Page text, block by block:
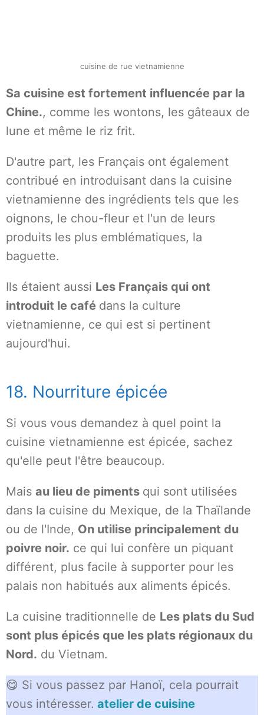
cuisine de rue vietnamienne
Sa cuisine est fortement influencée par la
Chine., comme les wontons, les gâteaux de
lune et même le riz frit.
D'autre part, les Français ont également
contribué en introduisant dans la cuisine
vietnamienne des ingrédients tels que les
oignons, le chou-fleur et l'un de leurs
produits les plus emblématiques, la
baguette.
Ils étaient aussi Les Français qui ont
introduit le café dans la culture
vietnamienne, ce qui est si pertinent
aujourd'hui.
18. Nourriture épicée
Si vous vous demandez à quel point la
cuisine vietnamienne est épicée, sachez
qu'elle peut l'être beaucoup.
Mais au lieu de piments qui sont utilisées
dans la cuisine du Mexique, de la Thaïlande
ou de l'Inde, On utilise principalement du
poivre noir. ce qui lui confère un piquant
différent, plus facile à supporter pour les
palais non habitués aux aliments épicés.
La cuisine traditionnelle de Les plats du Sud
sont plus épicés que les plats régionaux du
Nord. du Vietnam.
😋 Si vous passez par Hanoï, cela pourrait
vous intéresser. atelier de cuisine